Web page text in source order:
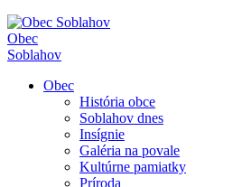
Obec
Soblahov
Obec
História obce
Soblahov dnes
Insígnie
Galéria na povale
Kultúrne pamiatky
Príroda